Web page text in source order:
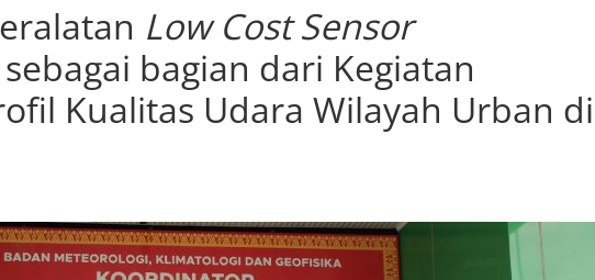
Low Cost Sensor
bagian dari Kegiatan
Kualitas Udara Wilayah Urban di